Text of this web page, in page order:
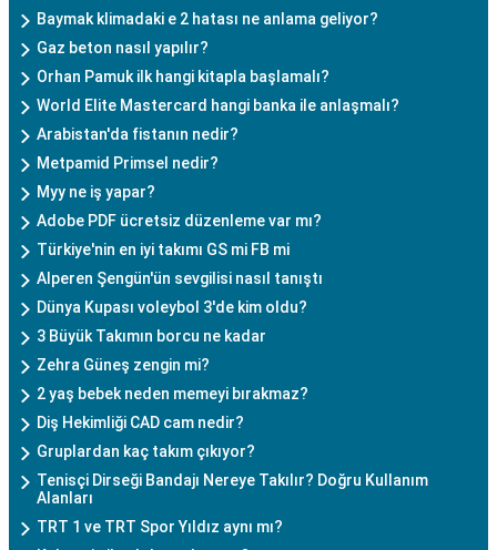
Baymak klimadaki e 2 hatası ne anlama geliyor?
Gaz beton nasıl yapılır?
Orhan Pamuk ilk hangi kitapla başlamalı?
World Elite Mastercard hangi banka ile anlaşmalı?
Arabistan'da fistanın nedir?
Metpamid Primsel nedir?
Myy ne iş yapar?
Adobe PDF ücretsiz düzenleme var mı?
Türkiye'nin en iyi takımı GS mi FB mi
Alperen Şengün'ün sevgilisi nasıl tanıştı
Dünya Kupası voleybol 3'de kim oldu?
3 Büyük Takımın borcu ne kadar
Zehra Güneş zengin mi?
2 yaş bebek neden memeyi bırakmaz?
Diş Hekimliği CAD cam nedir?
Gruplardan kaç takım çıkıyor?
Tenisçi Dirseği Bandajı Nereye Takılır? Doğru Kullanım
Alanları
TRT 1 ve TRT Spor Yıldız aynı mı?